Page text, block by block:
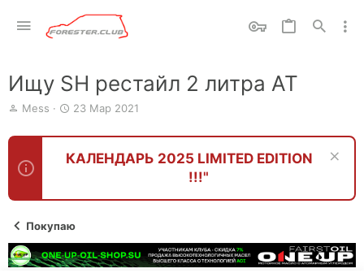
Ищу SH рестайл 2 литра AT
А
т
р
т
ы
Mess
Д
т
а
н
л
23 Мар 2021
КАЛЕНДАРЬ 2025 LIMITED EDITION
!!!"
Покупаю